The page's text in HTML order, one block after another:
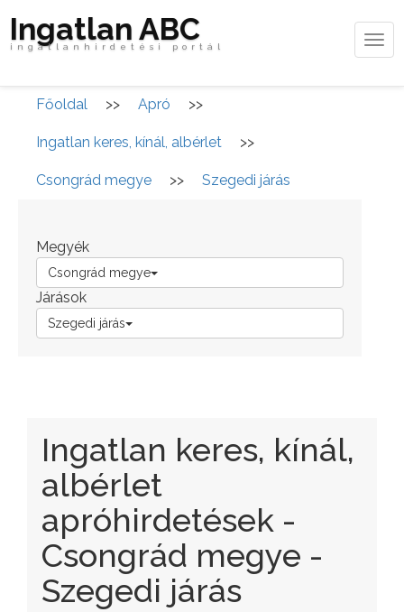
Ingatlan ABC
ingatlanhirdetési portál
Főoldal >> Apró >>
Ingatlan keres, kínál, albérlet >>
Csongrád megye >> Szegedi járás
Megyék
Csongrád megye
Járások
Szegedi járás
Ingatlan keres, kínál,
albérlet
apróhirdetések -
Csongrád megye -
Szegedi járás